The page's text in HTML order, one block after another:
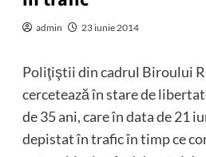
admin 23 iunie 2014
Poliţiştii din cadrul Biroului
cercetează în stare de
de 35 ani, care în data de 21
depistat în trafic în timp ce